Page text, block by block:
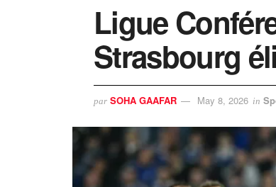
Ligue
Strasbourg
par SOHA GAAFAR May 8, 2026 in